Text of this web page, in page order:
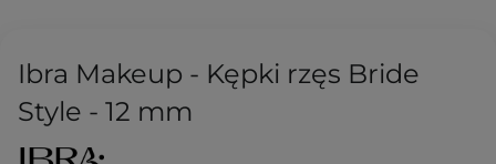
Ibra Makeup - Kępki rzęs Bride
Style - 12 mm